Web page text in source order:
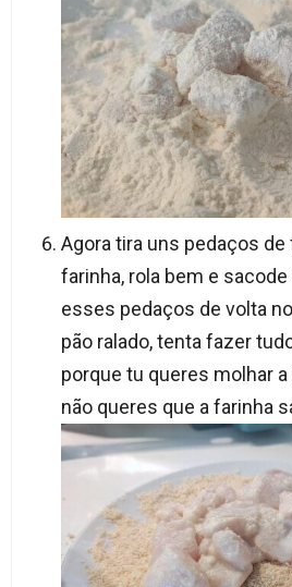
Agora tira uns pedaços de
farinha, rola bem e
esses pedaços de volta
pão ralado, tenta fazer
porque tu queres molhar
não queres que a farinha